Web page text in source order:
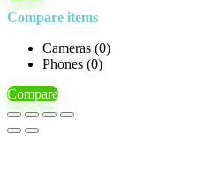
Compare items
Cameras (0)
Phones (0)
Compare